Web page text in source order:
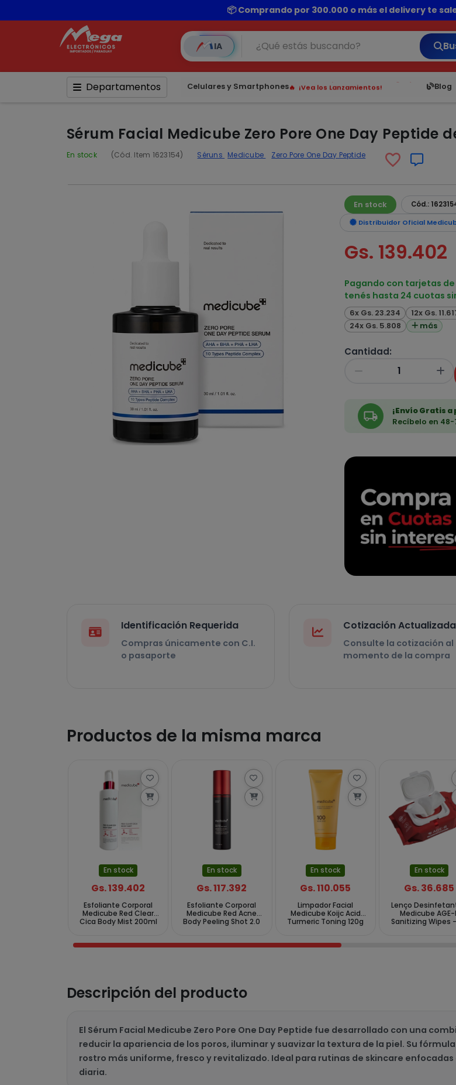
💳 ¡HASTA 24 CUOTAS SIN INTERÉS con
IA
Departamentos Celulares y Smartphones
¡Hasta en 24 cuotas sin interés!
Blog
6,050
Sérum Facial Medicube Zero Pore One Day Peptide
En stock (Cód. Item 1623154) Séruns Medicube Zero Pore One Day Peptide
En stock
Cód.:
Distribuidor Oficial
Gs. 139.402
Pagando con tarjetas
tenés hasta 24 cuotas
6x Gs. 23.234 12x Gs.
24x Gs. 5.808
más
Cantidad:
¡Envío Gratis
Recíbelo en
Identificación Requerida
Compras únicamente con C.I.
o pasaporte
Cotización Actualizada
Consulte la cotización al
momento de la compra
Productos de la misma marca
En stock
Gs. 139.402
Esfoliante Corporal
Medicube Red Clear
Cica Body Mist 200ml
En stock
Gs. 117.392
Esfoliante Corporal
Medicube Red Acne
Body Peeling Shot 2.0
En stock
Gs. 110.055
Limpador Facial
Medicube Koijc Acid
Turmeric Toning 120g
En stock
Gs. 36.685
Lenço
Medicube AGE-
Sanitizing Wipes
Descripción del producto
El Sérum Facial Medicube Zero Pore One Day Peptide fue desarrollado con una
reducir la apariencia de los poros, iluminar y suavizar la textura de la piel. Su
rostro más uniforme, fresco y revitalizado. Ideal para rutinas de skincare
diaria.